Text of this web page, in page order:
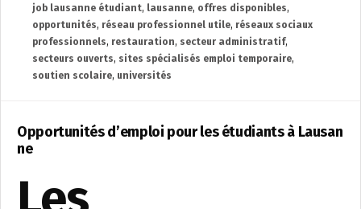
job lausanne étudiant, lausanne, offres disponibles,
opportunités, réseau professionnel utile, réseaux sociaux
professionnels, restauration, secteur administratif,
secteurs ouverts, sites spécialisés emploi temporaire,
soutien scolaire, universités
Opportunités d’emploi pour les étudiants à Lausan
ne